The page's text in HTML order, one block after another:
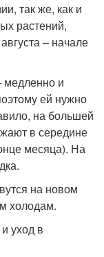
так же, как и
растений,
– начале
медленно и
ей нужно
на большей
в середине
месяца). На
на новом
холодам.